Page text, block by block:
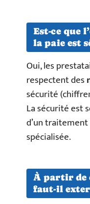
Est-ce que
la paie est
Oui, les
respectent des
sécurité
La sécurité est
d’un
spécialisée.
À partir de
faut-il